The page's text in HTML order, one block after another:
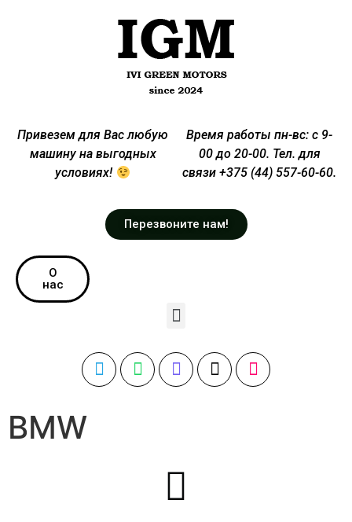
Привезем для Вас любую
машину на выгодных
условиях!
Время работы пн-вс: с 9-
00 до 20-00. Тел. для
связи +375 (44) 557-60-60.
Перезвоните нам!
О
нас
BMW